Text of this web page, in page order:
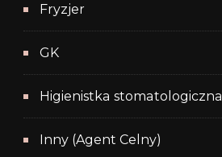
Fryzjer
GK
Higienistka stomatologiczna
Inny (Agent Celny)